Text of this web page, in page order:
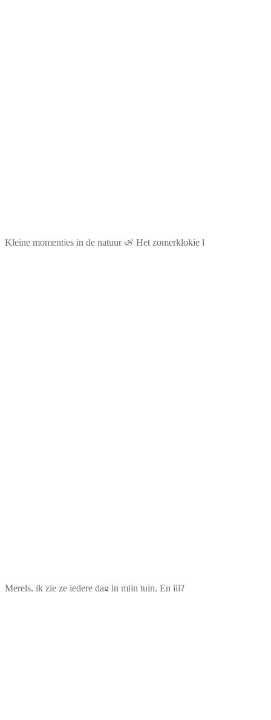
Kleine momentjes in de natuur 🌿 Het zomerklokje l
Merels, ik zie ze iedere dag in mijn tuin. En jij?